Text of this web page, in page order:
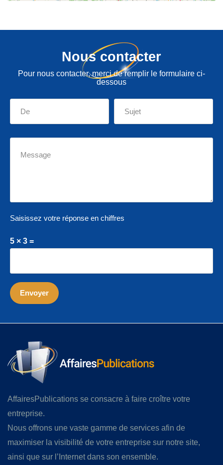
Nous contacter
Pour nous contacter, merci de remplir le formulaire ci-
dessous
Saisissez votre réponse en chiffres
5 × 3 =
AffairesPublications se consacre à faire croître votre
entreprise.
Nous offrons une vaste gamme de services afin de
maximiser la visibilité de votre entreprise sur notre site,
ainsi que sur l’Internet dans son ensemble.